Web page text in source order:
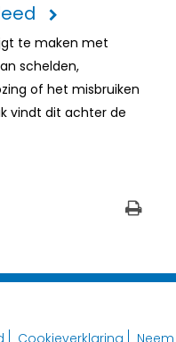
te maken met
schelden,
of het misbruiken
vindt dit achter de
Cookieverklaring Neem